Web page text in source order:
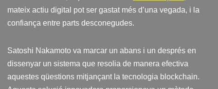
mateix actiu digital pot ser gastat més d’una vegada, i la
confiança entre parts desconegudes.
Satoshi Nakamoto va marcar un abans i un després en
dissenyar un sistema que resolia de manera efectiva
aquestes qüestions mitjançant la tecnologia blockchain.